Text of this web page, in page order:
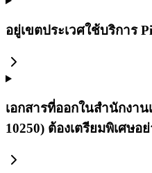
อยู่เขตประเวศใช้บริการ
เอกสารที่ออกในสำนักงา
10250) ต้องเตรียมพิเศษอ